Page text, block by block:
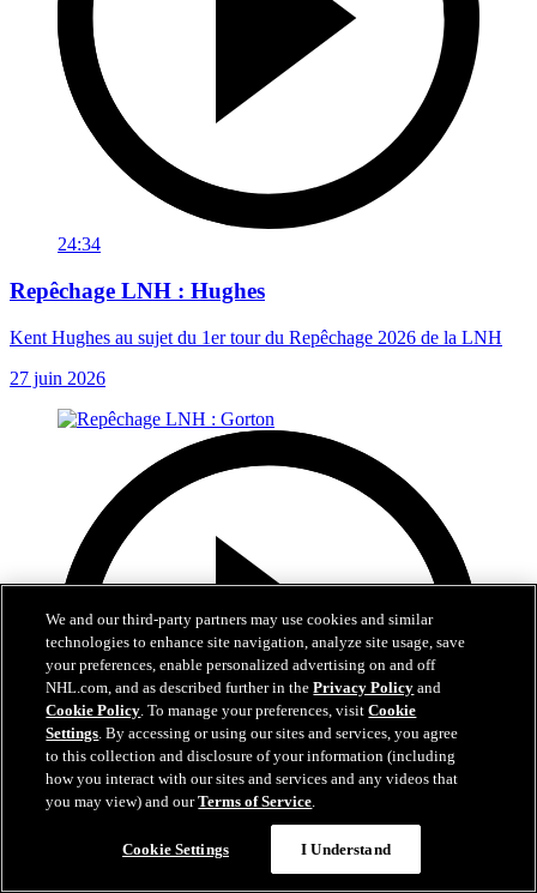
24:34
Repêchage LNH : Hughes
Kent Hughes au sujet du 1er tour du Repêchage 2026 de la LNH
27 juin 2026
We and our third-party partners may use cookies and similar
technologies to enhance site navigation, analyze site usage, save
your preferences, enable personalized advertising on and off
NHL.com, and as described further in thePrivacy Policy and
Cookie Policy. To manage your preferences, visitCookie
Settings. By accessing or using our sites and services, you agree
to this collection and disclosure of your information (including
how you interact with our sites and services and any videos that
you may view) and ourTerms of Service.
Cookie Settings I Understand